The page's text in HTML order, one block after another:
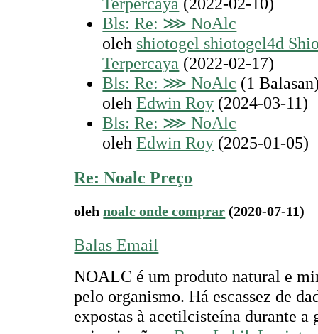
Bls: Re: ⋙ NoAlc
oleh shiotogel shiotogel4d
Terpercaya (2022-02-17)
Bls: Re: ⋙ NoAlc (1
olehEdwin Roy (2024-03-11)
Bls: Re: ⋙ NoAlc
olehEdwin Roy (2025-01-05)
Re: Noalc Preço
olehnoalc onde comprar (2020-07-11)
Balas Email
NOALC é um produto natural e
pelo organismo. Há escassez de
expostas à acetilcisteína durante a